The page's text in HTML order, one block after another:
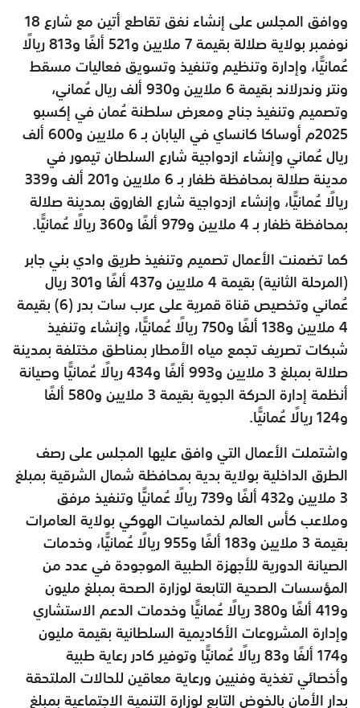
ووافق المجلس على إنشاء نفق تقاطع أتين مع شارع 18
نوفمبر بولاية صلالة بقيمة 7 ملايين و521 ألفًا و813 ريالًا
عُمانيًّا، وإدارة وتنظيم وتنفيذ وتسويق فعاليات مسقط
ونتر وندرلاند بقيمة 6 ملايين و930 ألف ريال عُماني،
وتصميم وتنفيذ جناح ومعرض سلطنة عُمان في إكسبو
2025م أوساكا كانساي في اليابان بـ 6 ملايين و600 ألف
ريال عُماني وإنشاء ازدواجية شارع السلطان تيمور في
مدينة صلالة بمحافظة ظفار بـ 6 ملايين و201 ألف و339
ريالًا عُمانيًّا، وإنشاء ازدواجية شارع الفاروق بمدينة صلالة
بمحافظة ظفار بـ 4 ملايين و979 ألفًا و360 ريالًا عُمانيًّا.
كما تضمنت الأعمال تصميم وتنفيذ طريق وادي بني جابر
(المرحلة الثانية) بقيمة 4 ملايين و437 ألفًا و301 ريال
عُماني وتخصيص قناة قمرية على عرب سات بدر (6) بقيمة
4 ملايين و138 ألفًا و750 ريالًا عُمانيًّا، وإنشاء وتنفيذ
شبكات تصريف تجمع مياه الأمطار بمناطق مختلفة بمدينة
صلالة بمبلغ 3 ملايين و993 ألفًا و434 ريالًا عُمانيًّا وصيانة
أنظمة إدارة الحركة الجوية بقيمة 3 ملايين و580 ألفًا
و124 ريالًا عُمانيًّا.
واشتملت الأعمال التي وافق عليها المجلس على رصف
الطرق الداخلية بولاية بدية بمحافظة شمال الشرقية بمبلغ
3 ملايين و432 ألفًا و739 ريالًا عُمانيًّا وتنفيذ مرفق
وملاعب كأس العالم لخماسيات الهوكي بولاية العامرات
بقيمة 3 ملايين و183 ألفًا و955 ريالًا عُمانيًّا، وخدمات
الصيانة الدورية للأجهزة الطبية الموجودة في عدد من
المؤسسات الصحية التابعة لوزارة الصحة بمبلغ مليون
و419 ألفًا و380 ريالًا عُمانيًّا وخدمات الدعم الاستشاري
وإدارة المشروعات الأكاديمية السلطانية بقيمة مليون
و174 ألفًا و83 ريالًا عُمانيًّا وتوفير كادر رعاية طبية
وأخصائي تغذية وفنيين ورعاية معاقين للحالات الملتحقة
بدار الأمان بالخوض التابع لوزارة التنمية الاجتماعية بمبلغ